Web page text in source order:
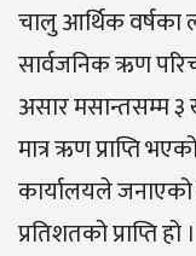
चालु आर्थिक वर्षका
सार्वजनिक ऋण
असार मसान्तसम्म ३
मात्र ऋण प्राप्ति
कार्यालयले
प्रतिशतको प्राप्ति हो ।